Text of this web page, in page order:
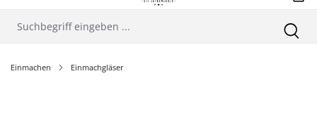
Einmachen Einmachgläser